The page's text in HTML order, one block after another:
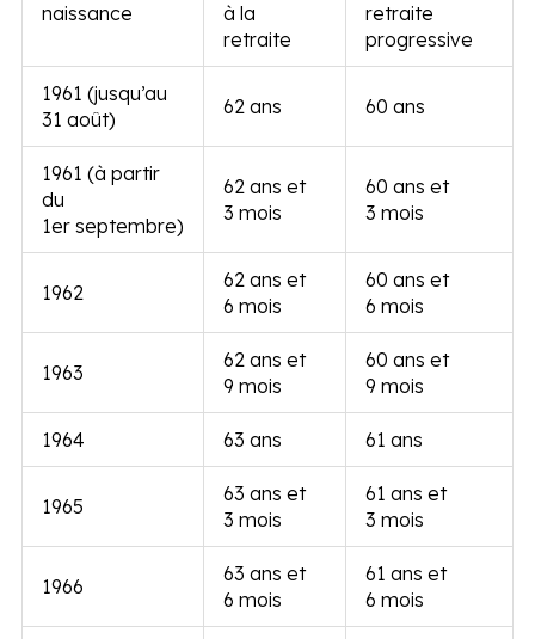
naissance
à la
retraite
retraite
progressive
1961 (jusqu’au
31 août)
62 ans 60 ans
1961 (à partir
du
1er septembre)
62 ans et
3 mois
60 ans et
3 mois
1962
62 ans et
6 mois
60 ans et
6 mois
1963
62 ans et
9 mois
60 ans et
9 mois
1964 63 ans 61 ans
1965
63 ans et
3 mois
61 ans et
3 mois
1966
63 ans et
6 mois
61 ans et
6 mois